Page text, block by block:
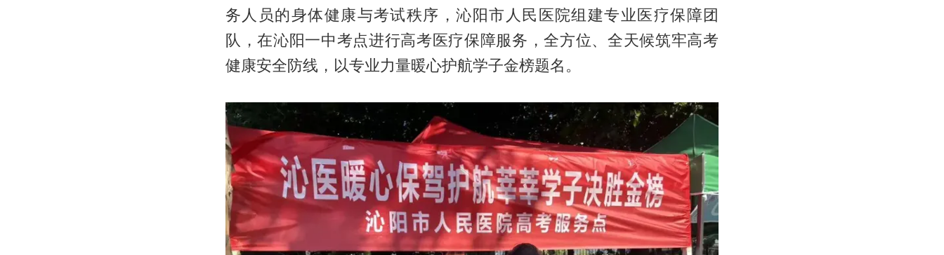
务人员的身体健康与考试秩序，沁阳市人民医院组建专业医疗保障团
队，在沁阳一中考点进行高考医疗保障服务，全方位、全天候筑牢高考
健康安全防线，以专业力量暖心护航学子金榜题名。